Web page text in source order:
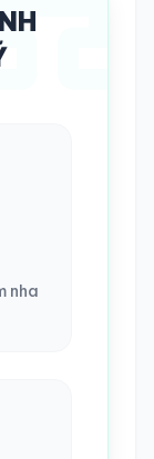
nha